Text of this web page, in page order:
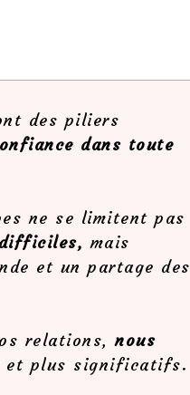
des piliers
dans toute
ne se limitent pas
mais
et un partage des
relations,nous
et plus significatifs.